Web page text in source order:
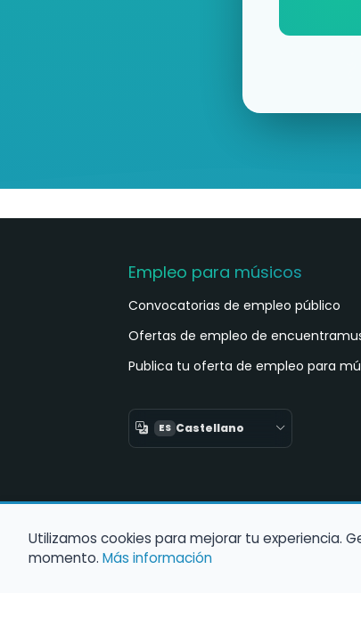
Empleo para músicos
Convocatorias de empleo público
Ofertas de empleo de
Publica tu oferta de empleo para
ES Castellano
Utilizamos cookies para mejorar tu experiencia.
momento. Más información